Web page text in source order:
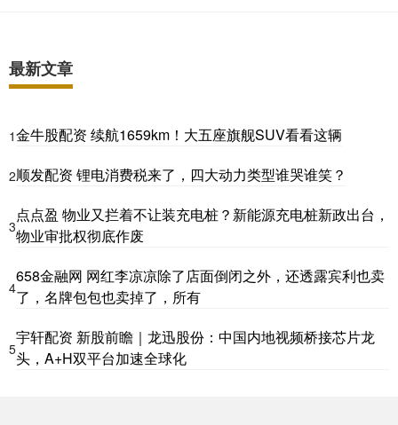
最新文章
1金牛股配资 续航1659km！大五座旗舰SUV看看这辆
2顺发配资 锂电消费税来了，四大动力类型谁哭谁笑？
3
点点盈 物业又拦着不让装充电桩？新能源充电桩新政出台，
物业审批权彻底作废
4
658金融网 网红李凉凉除了店面倒闭之外，还透露宾利也卖
了，名牌包包也卖掉了，所有
5
宇轩配资 新股前瞻｜龙迅股份：中国内地视频桥接芯片龙
头，A+H双平台加速全球化